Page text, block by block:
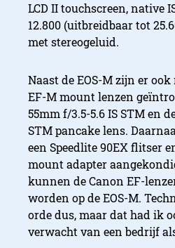
LCD II touchscreen, native
12.800 (uitbreidbaar tot
met stereogeluid.
Naast de EOS-M zijn er
EF-M mount lenzen
55mm f/3.5-5.6 IS STM en
STM pancake lens.
een Speedlite 90EX flitser
mount adapter
kunnen de Canon EF-
worden op de EOS-M.
orde dus, maar dat had ik
verwacht van een bedrijf